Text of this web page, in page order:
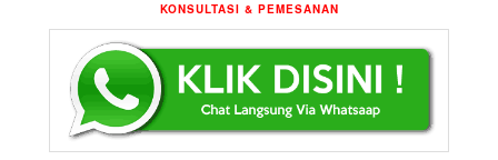
KONSULTASI & PEMESANAN